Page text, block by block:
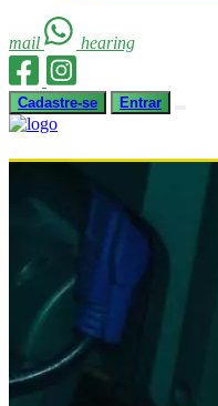
mail hearing
Cadastre-se Entrar